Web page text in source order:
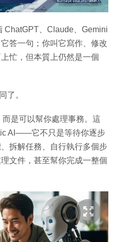
ChatGPT、Claude、Gemini
答一句；你叫它寫作、修改
忙，但本質上仍然是一個
了。
是可以幫你處理事務。這
AI——它不只是等待你逐步
拆解任務、自行執行多個步
文件，甚至幫你完成一整個